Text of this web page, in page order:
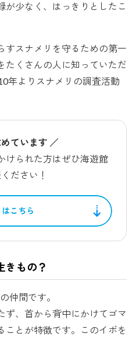
が少なく、はっきりとしたこ
すスナメリを守るための第一
たくさんの人に知っていただ
年よりスナメリの調査活動
ています ／
けられた方はぜひ海遊館
ださい！
こちら
きもの？
仲間です。
ず、首から背中にかけてゴマ
ことが特徴です。このイボを